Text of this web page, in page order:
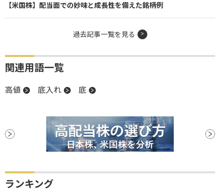
【米国株】配当面での妙味と成長性を備えた銘柄例
過去記事一覧を見る
関連用語一覧
高値 底入れ 底
ランキング